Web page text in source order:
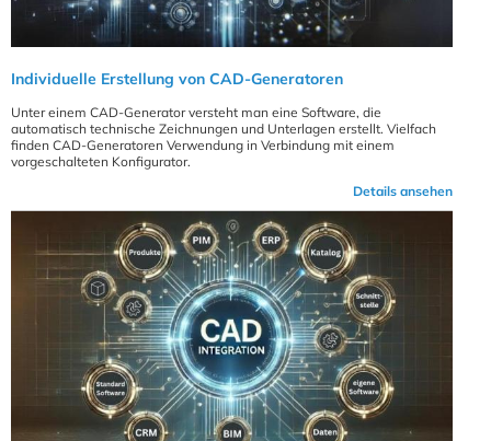
Individuelle Erstellung von CAD-Generatoren
Unter einem CAD-Generator versteht man eine Software, die
automatisch technische Zeichnungen und Unterlagen erstellt. Vielfach
finden CAD-Generatoren Verwendung in Verbindung mit einem
vorgeschalteten Konfigurator.
Details ansehen